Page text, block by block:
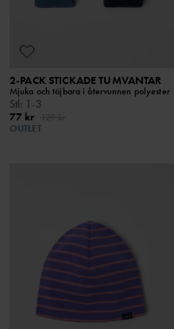
2-PACK STICKADE TUMVANTAR
Mjuka och töjbara i återvunnen polyester
Stl: 1-3
77 kr
OUTLET